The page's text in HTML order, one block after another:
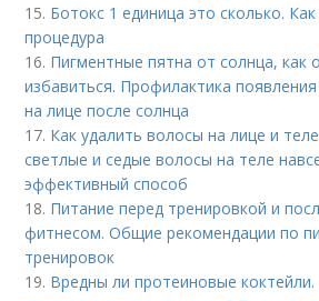
15. Ботокс 1 единица это сколько.
процедура
16. Пигментные пятна от солнца, как
избавиться. Профилактика
на лице после солнца
17. Как удалить волосы на лице и
светлые и седые волосы на теле
эффективный способ
18. Питание перед тренировкой и
фитнесом. Общие рекомендации по
тренировок
19. Вредны ли протеиновые